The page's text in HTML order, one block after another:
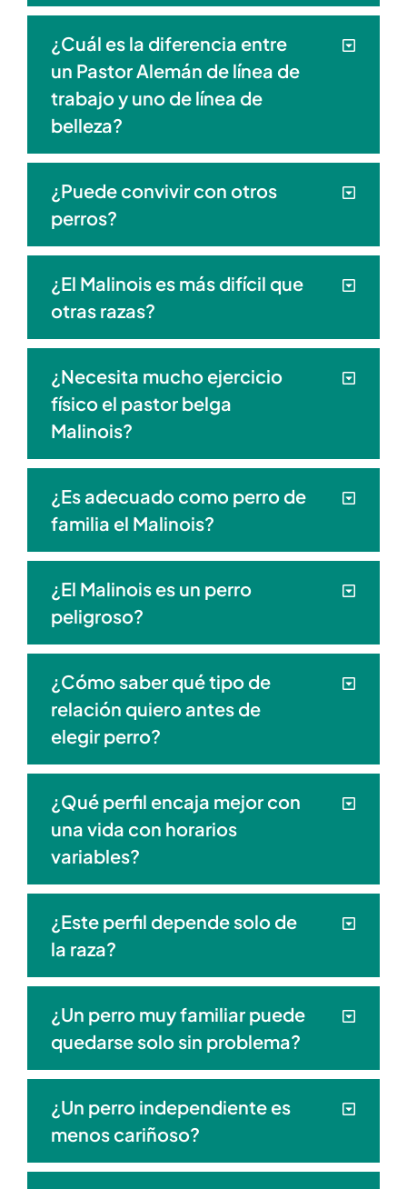
¿Cuál es la diferencia entre
un Pastor Alemán de línea de
trabajo y uno de línea de
belleza?
¿Puede convivir con otros
perros?
¿El Malinois es más difícil que
otras razas?
¿Necesita mucho ejercicio
físico el pastor belga
Malinois?
¿Es adecuado como perro de
familia el Malinois?
¿El Malinois es un perro
peligroso?
¿Cómo saber qué tipo de
relación quiero antes de
elegir perro?
¿Qué perfil encaja mejor con
una vida con horarios
variables?
¿Este perfil depende solo de
la raza?
¿Un perro muy familiar puede
quedarse solo sin problema?
¿Un perro independiente es
menos cariñoso?